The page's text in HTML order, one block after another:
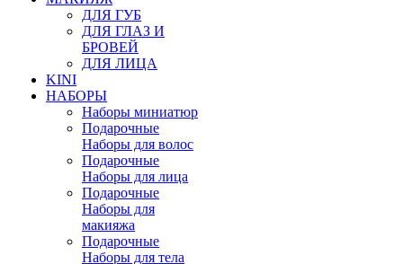
ДЛЯ ГУБ
ДЛЯ ГЛАЗ И
БРОВЕЙ
ДЛЯ ЛИЦА
KINI
НАБОРЫ
Наборы миниатюр
Подарочные
Наборы для волос
Подарочные
Наборы для лица
Подарочные
Наборы для
макияжа
Подарочные
Наборы для тела